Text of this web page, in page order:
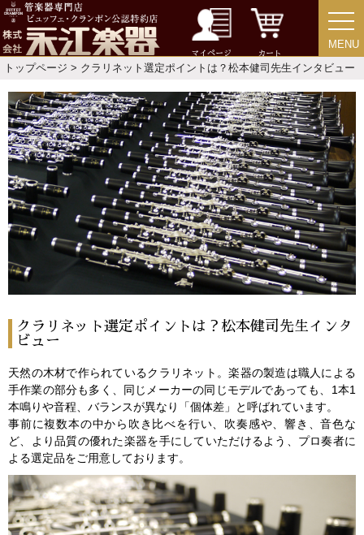
マイページ カート
MENU
MENU
トップページ > クラリネット選定ポイントは？松本健司先生インタビュー
クラリネット選定ポイントは？松本健司先生インタ
ビュー
天然の木材で作られているクラリネット。楽器の製造は職人による
手作業の部分も多く、同じメーカーの同じモデルであっても、1本1
本鳴りや音程、バランスが異なり「個体差」と呼ばれています。
事前に複数本の中から吹き比べを行い、吹奏感や、響き、音色な
ど、より品質の優れた楽器を手にしていただけるよう、プロ奏者に
よる選定品をご用意しております。